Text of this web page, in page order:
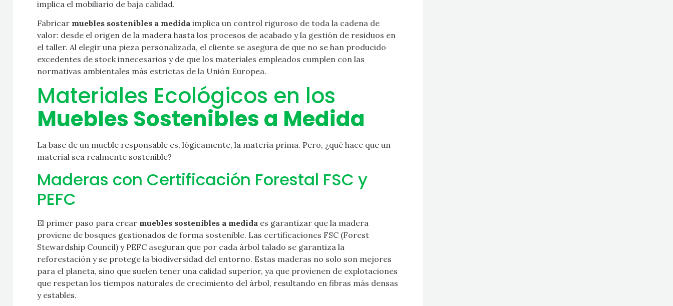
implica el mobiliario de baja calidad.
Fabricar muebles sostenibles a medida implica un control riguroso de toda la cadena de
valor: desde el origen de la madera hasta los procesos de acabado y la gestión de residuos en
el taller. Al elegir una pieza personalizada, el cliente se asegura de que no se han producido
excedentes de stock innecesarios y de que los materiales empleados cumplen con las
normativas ambientales más estrictas de la Unión Europea.
Materiales Ecológicos en los
Muebles Sostenibles a Medida
La base de un mueble responsable es, lógicamente, la materia prima. Pero, ¿qué hace que un
material sea realmente sostenible?
Maderas con Certificación Forestal FSC y
PEFC
El primer paso para crear muebles sostenibles a medida es garantizar que la madera
proviene de bosques gestionados de forma sostenible. Las certificaciones FSC (Forest
Stewardship Council) y PEFC aseguran que por cada árbol talado se garantiza la
reforestación y se protege la biodiversidad del entorno. Estas maderas no solo son mejores
para el planeta, sino que suelen tener una calidad superior, ya que provienen de explotaciones
que respetan los tiempos naturales de crecimiento del árbol, resultando en fibras más densas
y estables.